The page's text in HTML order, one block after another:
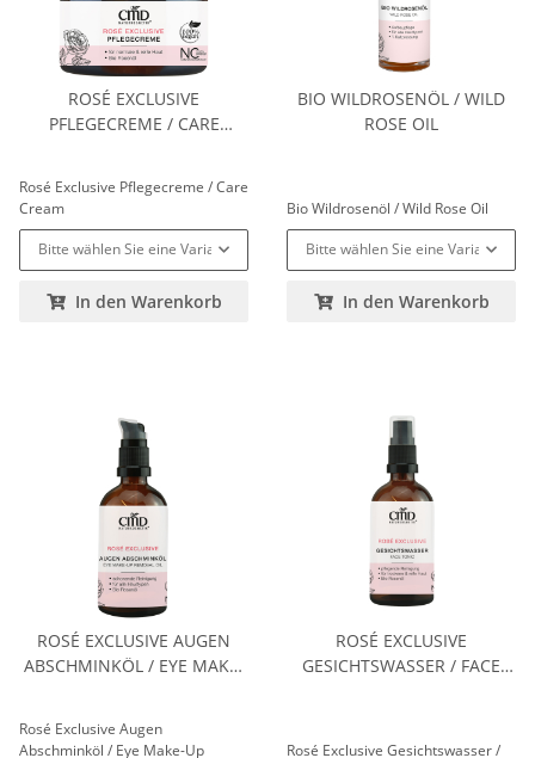
ROSÉ EXCLUSIVE
PFLEGECREME / CARE
Rosé Exclusive Pflegecreme / Care
Cream
Bitte wählen Sie eine Variation.
In den Warenkorb
BIO WILDROSENÖL / WILD
ROSE OIL
Bio Wildrosenöl / Wild Rose Oil
Bitte wählen Sie eine Variation.
In den Warenkorb
ROSÉ EXCLUSIVE AUGEN
ABSCHMINKÖL / EYE MAKE-
Rosé Exclusive Augen
Abschminköl / Eye Make-Up
ROSÉ EXCLUSIVE
GESICHTSWASSER / FACE
Rosé Exclusive Gesichtswasser /